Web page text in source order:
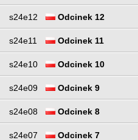
s24e12 Odcinek 12
s24e11 Odcinek 11
s24e10 Odcinek 10
s24e09 Odcinek 9
s24e08 Odcinek 8
s24e07 Odcinek 7